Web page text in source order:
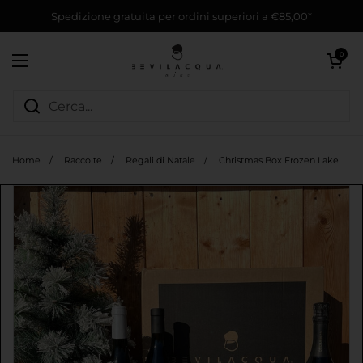
Spedizione gratuita per ordini superiori a €85,00*
Apri menu
Apri carrello
0
Home / Raccolte / Regali di Natale / Christmas Box Frozen Lake